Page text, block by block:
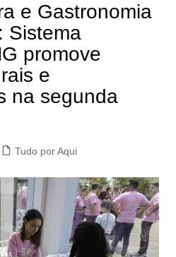
e Gastronomia
Sistema
promove
e
na segunda
Tudo por Aqui